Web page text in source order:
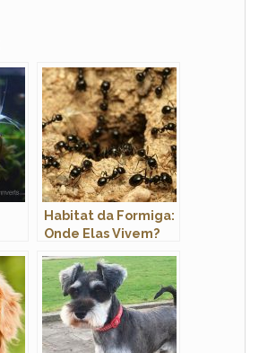
Habitat da Formiga:
Onde Elas Vivem?